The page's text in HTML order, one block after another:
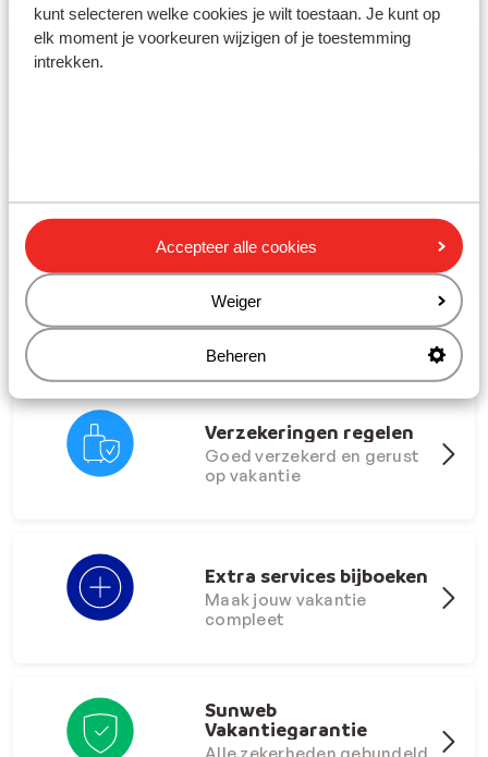
kunt selecteren welke cookies je wilt toestaan. Je kunt op
elk moment je voorkeuren wijzigen of je toestemming
intrekken.
Accepteer alle cookies
Weiger
Beheren
Examenreizen naar de
Vroegboekdeals 26/27
skipas
Ga onbezorgd op reis
Verzekeringen regelen
Goed verzekerd en gerust
op vakantie
Extra services bijboeken
Maak jouw vakantie
compleet
Sunweb
Vakantiegarantie